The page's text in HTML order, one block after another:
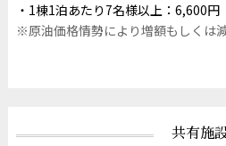
1棟1泊あたり7名様以上：6,600円
※原油価格情勢により増額もしくは
共有施